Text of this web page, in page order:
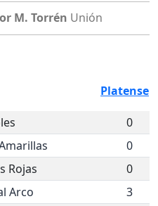
M. Torrén Unión
Platense
0
0
Rojas
0
Arco
3